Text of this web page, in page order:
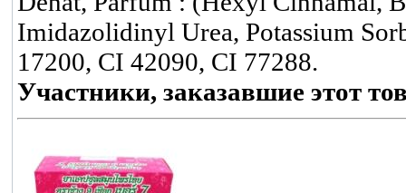
Imidazolidinyl Urea, Potassium
17200, CI 42090, CI 77288.
Участники, заказавшие этот